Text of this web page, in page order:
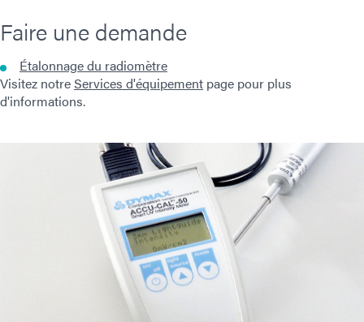
Faire une demande
Étalonnage du radiomètre
Visitez notreServices d'équipement page pour plus
d'informations.